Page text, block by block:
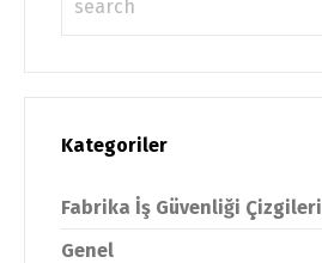
Kategoriler
Fabrika İş Güvenliği Çizgileri
Genel